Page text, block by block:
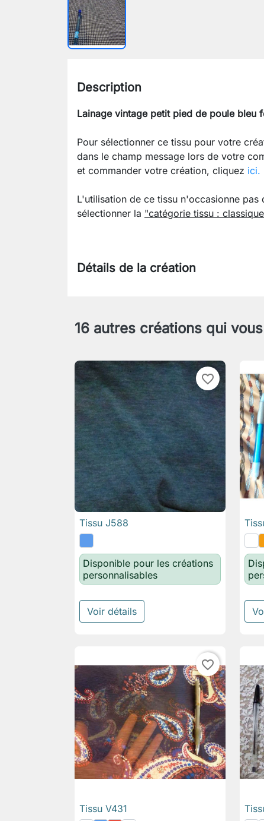
Description
Lainage vintage petit pied de poule bleu
Pour sélectionner ce tissu pour votre
dans le champ message lors de votre
et commander votre création, cliquez ici.
L'utilisation de ce tissu n'occasionne
sélectionner la "catégorie tissu :
Détails de la création
16 autres créations qui
favorite_border
 Aperçu rapide
Tissu J588
Disponible pour les créations
personnalisables
Voir détails
favorite_border
 Aperçu rapide
Tissu V431